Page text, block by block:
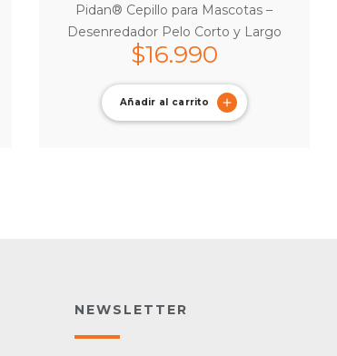
Pidan® Cepillo para Mascotas –
Desenredador Pelo Corto y Largo
$16.990
Añadir al carrito